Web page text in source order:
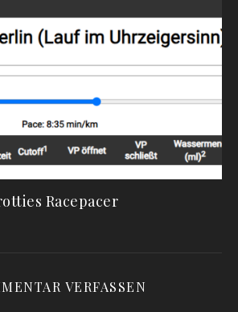
Racepacer
VERFASSEN